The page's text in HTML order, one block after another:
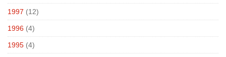
1997 (12)
1996 (4)
1995 (4)